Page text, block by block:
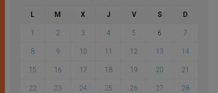
L M X J V S D
1 2 3 4 5 6 7
8 9 10 11 12 13 14
15 16 17 18 19 20 21
22 23 24 25 26 27 28